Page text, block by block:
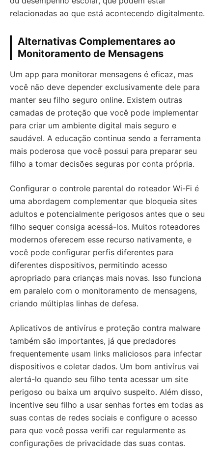
relacionadas ao que está acontecendo digitalmente.
Alternativas Complementares ao
Monitoramento de Mensagens
Um app para monitorar mensagens é eficaz, mas
você não deve depender exclusivamente dele para
manter seu filho seguro online. Existem outras
camadas de proteção que você pode implementar
para criar um ambiente digital mais seguro e
saudável. A educação continua sendo a ferramenta
mais poderosa que você possui para preparar seu
filho a tomar decisões seguras por conta própria.
Configurar o controle parental do roteador Wi-Fi é
uma abordagem complementar que bloqueia sites
adultos e potencialmente perigosos antes que o seu
filho sequer consiga acessá-los. Muitos roteadores
modernos oferecem esse recurso nativamente, e
você pode configurar perfis diferentes para
diferentes dispositivos, permitindo acesso
apropriado para crianças mais novas. Isso funciona
em paralelo com o monitoramento de mensagens,
criando múltiplas linhas de defesa.
Aplicativos de antivírus e proteção contra malware
também são importantes, já que predadores
frequentemente usam links maliciosos para infectar
dispositivos e coletar dados. Um bom antivírus vai
alertá-lo quando seu filho tenta acessar um site
perigoso ou baixa um arquivo suspeito. Além disso,
incentive seu filho a usar senhas fortes em todas as
suas contas de redes sociais e configure o acesso
para que você possa verifi car regularmente as
configurações de privacidade das suas contas.